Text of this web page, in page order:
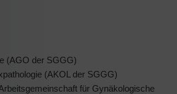
(AGO der SGGG)
(AKOL der SGGG)
für Gynäkologische